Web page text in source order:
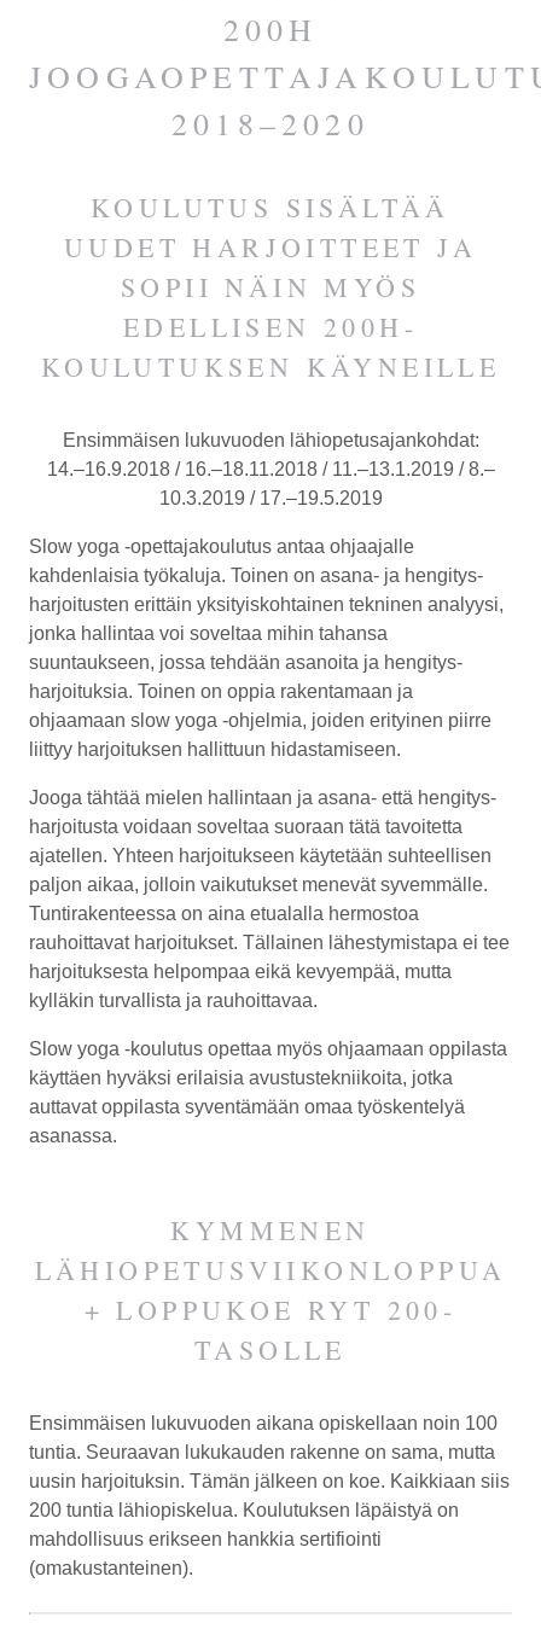
200H
2018–2020
KOULUTUS SISÄLTÄÄ
UUDET HARJOITTEET JA
SOPII NÄIN MYÖS
EDELLISEN 200H-
KOULUTUKSEN KÄYNEILLE
Ensimmäisen lukuvuoden lähiopetusajankohdat:
14.–16.9.2018 / 16.–18.11.2018 / 11.–13.1.2019 / 8.–
10.3.2019 / 17.–19.5.2019
Slow yoga -opettajakoulutus antaa ohjaajalle
kahdenlaisia työkaluja. Toinen on asana- ja hengitys­
harjoitusten erittäin yksityis­kohtainen tekninen analyysi,
jonka hallintaa voi soveltaa mihin tahansa
suuntaukseen, jossa tehdään asanoita ja hengitys­
harjoituksia. Toinen on oppia rakentamaan ja
ohjaamaan slow yoga -ohjelmia, joiden erityinen piirre
liittyy harjoituksen hallittuun hidastamiseen.
Jooga tähtää mielen hallintaan ja asana- että hengitys­
harjoitusta voidaan soveltaa suoraan tätä tavoitetta
ajatellen. Yhteen harjoitukseen käytetään suhteellisen
paljon aikaa, jolloin vaikutukset menevät syvemmälle.
Tunti­rakenteessa on aina etualalla hermostoa
rauhoittavat harjoitukset. Tällainen lähestymis­tapa ei tee
harjoituksesta helpompaa eikä kevyempää, mutta
kylläkin turvallista ja rauhoittavaa.
Slow yoga -koulutus opettaa myös ohjaamaan oppilasta
käyttäen hyväksi erilaisia avustus­tekniikoita, jotka
auttavat oppilasta syventämään omaa työskentelyä
asanassa.
KYMMENEN
LÄHIOPETUSVIIKONLOPPUA
+ LOPPUKOE RYT 200-
TASOLLE
Ensimmäisen luku­vuoden aikana opiskellaan noin 100
tuntia. Seuraavan lukukauden rakenne on sama, mutta
uusin harjoituksin. Tämän jälkeen on koe. Kaikkiaan siis
200 tuntia lähiopiskelua. Koulutuksen läpäistyä on
mahdollisuus erikseen hankkia sertifiointi
(omakustanteinen).